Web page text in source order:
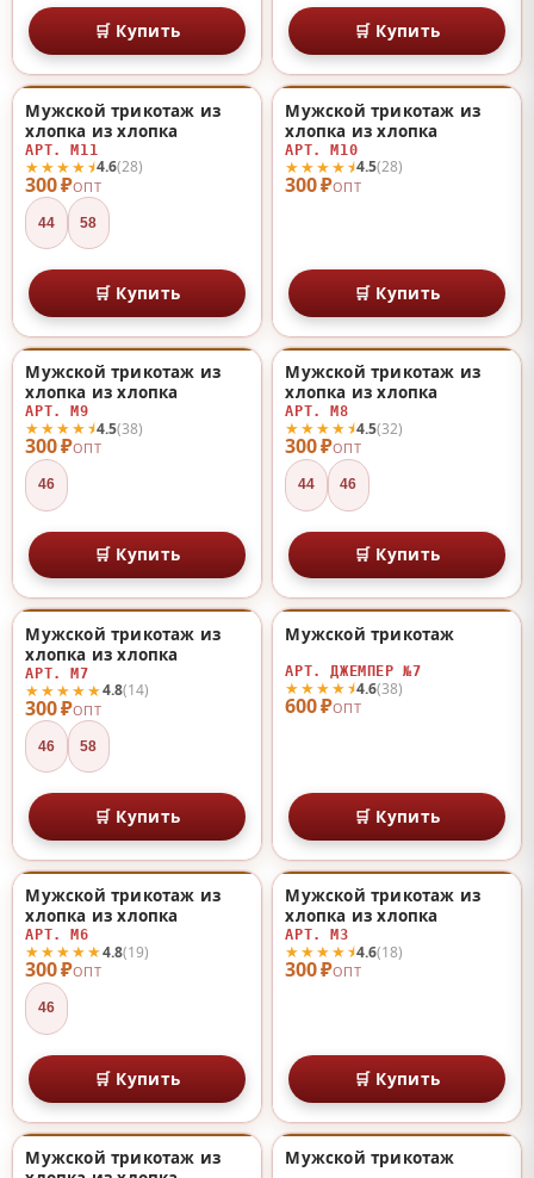
🛒 Купить 🛒 Купить
300 ₽ОПТ
★★★★⯨4.6(28)
Мужской трикотаж из
хлопка из хлопка
АРТ. М11
44 58
🛒 Купить
300 ₽ОПТ
★★★★⯨4.5(28)
Мужской трикотаж из
хлопка из хлопка
АРТ. М10
🛒 Купить
300 ₽ОПТ
★★★★⯨4.5(38)
Мужской трикотаж из
хлопка из хлопка
АРТ. М9
46
🛒 Купить
300 ₽ОПТ
★★★★⯨4.5(32)
Мужской трикотаж из
хлопка из хлопка
АРТ. М8
44 46
🛒 Купить
300 ₽ОПТ
★★★★★4.8(14)
Мужской трикотаж из
хлопка из хлопка
АРТ. М7
46 58
🛒 Купить
600 ₽ОПТ
★★★★⯨4.6(38)
Мужской трикотаж
АРТ. ДЖЕМПЕР №7
🛒 Купить
300 ₽ОПТ
★★★★★4.8(19)
Мужской трикотаж из
хлопка из хлопка
АРТ. М6
46
🛒 Купить
300 ₽ОПТ
★★★★⯨4.6(18)
Мужской трикотаж из
хлопка из хлопка
АРТ. М3
🛒 Купить
Мужской трикотаж из
Мужской трикотаж